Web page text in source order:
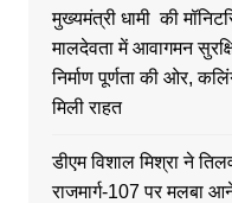
मुख्यमंत्री धामी की
मालदेवता में आवागमन
निर्माण पूर्णता की ओर,
मिली राहत
डीएम विशाल मिश्रा ने
राजमार्ग-107 पर मलबा